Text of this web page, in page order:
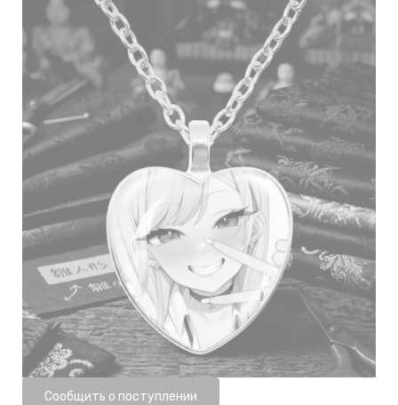
Нет в наличии
Сообщить о поступлении